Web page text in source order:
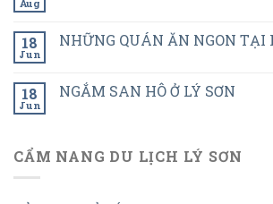
Aug
18
Jun
NHỮNG QUÁN ĂN NGON TẠI
18
Jun
NGẮM SAN HÔ Ở LÝ SƠN
CẨM NANG DU LỊCH LÝ SƠN